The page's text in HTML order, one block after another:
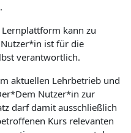
kann zu
ist für die
verantwortlich.
aktuellen Lehrbetrieb und
Nutzer*in zur
darf damit ausschließlich
Kurs relevanten